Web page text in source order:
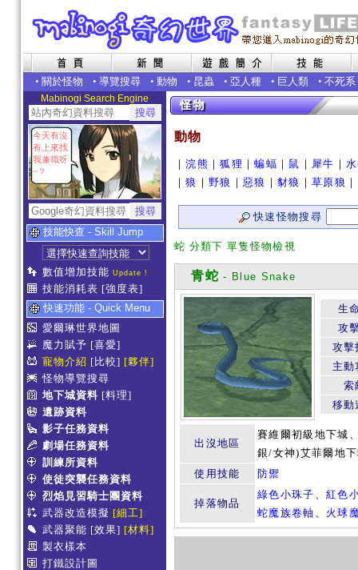
• 關於怪物 • 導覽搜尋 • 動物 • 昆蟲 • 亞人種 • 巨人類 • 不死系
Mabinogi Search Engine
今天有沒
有上來找
我兼職呀
~？
技能快查 - Skill Jump
數值增加技能 Update !
技能消耗表 [強度表]
快速功能 - Quick Menu
愛爾琳世界地圖
魔力賦予 [喜愛]
寵物介紹 [比較] [夥伴]
怪物導覽搜尋
地下城資料 [料理]
遺跡資料
影子任務資料
劇場任務資料
訓練所資料
使徒突襲任務資料
烈焰見習騎士團資料
武器改造模擬 [細工]
武器聚能 [效果] [材料]
製衣樣本
打鐵設計圖
動物
｜浣熊 ｜狐狸 ｜蝙蝠 ｜ 鼠 ｜ 犀牛 ｜
｜狼 ｜野狼 ｜惡狼 ｜豺狼 ｜草原狼 ｜
快速怪物搜尋
蛇 分類下 單隻怪物檢視
青蛇 - Blue Snake
生
攻
攻擊
主動
索
移動
出沒地區
賽維爾初級地下城
銀/女神)艾菲爾地
使用技能
防禦
掉落物品
綠色小珠子 、紅色
蛇魔族卷軸 、 火球